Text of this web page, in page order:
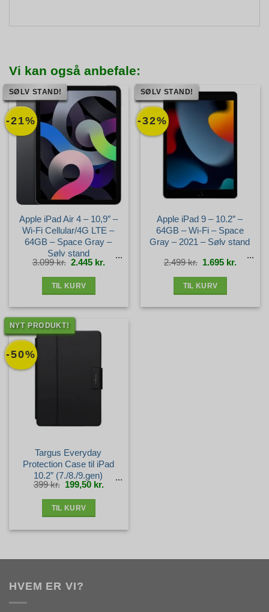
Vi kan også anbefale:
-21%
SØLV STAND!
Apple iPad Air 4 – 10,9″ –
Wi-Fi Cellular/4G LTE –
64GB – Space Gray –
Sølv stand
3.099kr. Den
oprindelige
pris
2.445 kr. Den
aktuelle
pris
TIL KURV
-32%
SØLV STAND!
Apple iPad 9 – 10.2″ –
64GB – Wi-Fi – Space
Gray – 2021 – Sølv stand
2.499kr. Den
oprindelige
pris
1.695 kr. Den
aktuelle
pris
TIL KURV
-50%
NYT PRODUKT!
Targus Everyday
Protection Case til iPad
10.2” (7./8./9.gen)
399kr. Den
oprindelige
pris
199,50 kr. Den
aktuelle
pris
TIL KURV
HVEM ER VI?